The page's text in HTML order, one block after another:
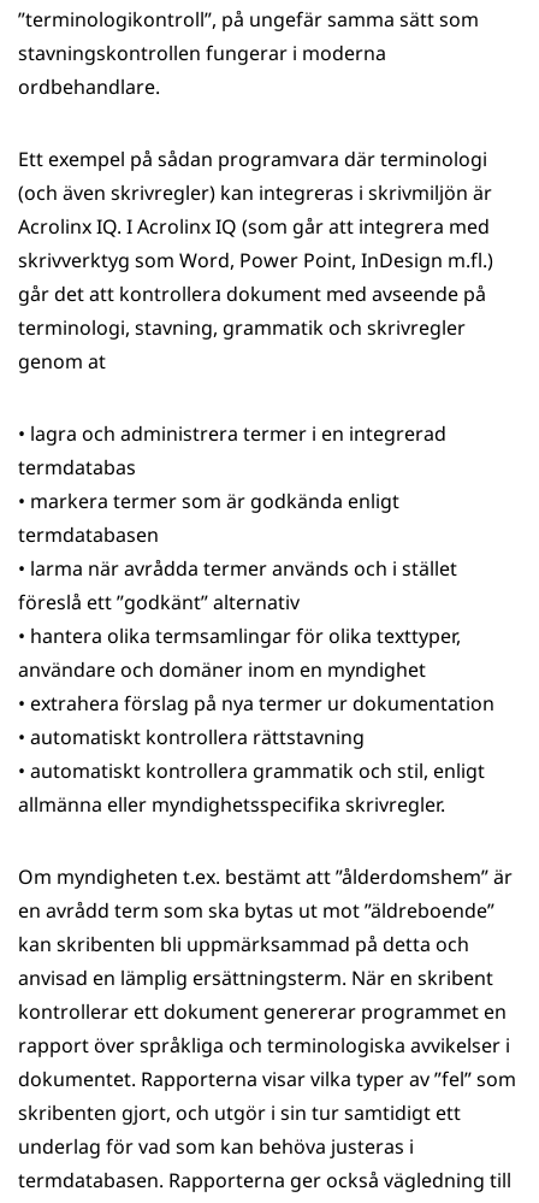
”terminologikontroll”, på ungefär samma sätt som
stavningskontrollen fungerar i moderna
ordbehandlare.
Ett exempel på sådan programvara där terminologi
(och även skrivregler) kan integreras i skrivmiljön är
Acrolinx IQ. I Acrolinx IQ (som går att integrera med
skrivverktyg som Word, Power Point, InDesign m.fl.)
går det att kontrollera dokument med avseende på
terminologi, stavning, grammatik och skrivregler
genom at
• lagra och administrera termer i en integrerad
termdatabas
• markera termer som är godkända enligt
termdatabasen
• larma när avrådda termer används och i stället
föreslå ett ”godkänt” alternativ
• hantera olika termsamlingar för olika texttyper,
användare och domäner inom en myndighet
• extrahera förslag på nya termer ur dokumentation
• automatiskt kontrollera rättstavning
• automatiskt kontrollera grammatik och stil, enligt
allmänna eller myndighetsspecifika skrivregler.
Om myndigheten t.ex. bestämt att ”ålderdomshem” är
en avrådd term som ska bytas ut mot ”äldreboende”
kan skribenten bli uppmärksammad på detta och
anvisad en lämplig ersättningsterm. När en skribent
kontrollerar ett dokument genererar programmet en
rapport över språkliga och terminologiska avvikelser i
dokumentet. Rapporterna visar vilka typer av ”fel” som
skribenten gjort, och utgör i sin tur samtidigt ett
underlag för vad som kan behöva justeras i
termdatabasen. Rapporterna ger också vägledning till